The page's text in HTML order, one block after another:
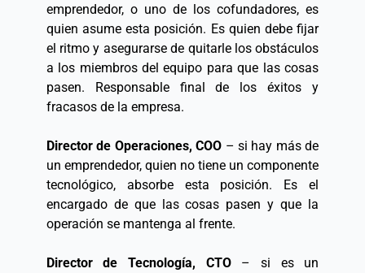
emprendedor, o uno de los cofundadores, es
quien asume esta posición. Es quien debe fijar
el ritmo y asegurarse de quitarle los obstáculos
a los miembros del equipo para que las cosas
pasen. Responsable final de los éxitos y
fracasos de la empresa.
Director de Operaciones, COO – si hay más de
un emprendedor, quien no tiene un componente
tecnológico, absorbe esta posición. Es el
encargado de que las cosas pasen y que la
operación se mantenga al frente.
Director de Tecnología, CTO – si es un